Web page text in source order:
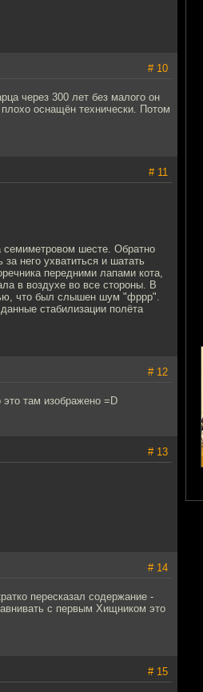
# 10
через 300 лет без малого он
оснащён технически. Потом
# 11
семиметровом шесте. Обратно
него ухватиться и шатать
передними лапами кота,
в воздухе во все стороны. В
что был слышен шум "фррр".
стабилизации полёта
# 12
там изображено =D
# 13
# 14
пересказал содержание -
с первым Хищником это
# 15